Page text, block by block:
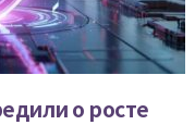
о росте